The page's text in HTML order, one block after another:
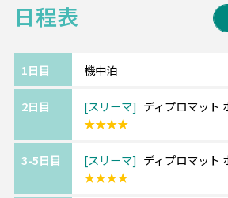
人気のスリーマ中心
ードに位置している
せます。
きのバスが停まります
SKYTRAX社の格付け
ます。
日程表
1日目 機中泊
2日目 スリーマ
ディプロマット
★★★★
3-5日目 スリーマ
ディプロマット
★★★★